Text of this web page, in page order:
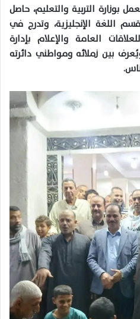
بوزارة التربية والتعليم، حاصل
اللغة الإنجليزية، وتدرج في
العامة والإعلام بإدارة
بين زملائه ومواطني دائرته